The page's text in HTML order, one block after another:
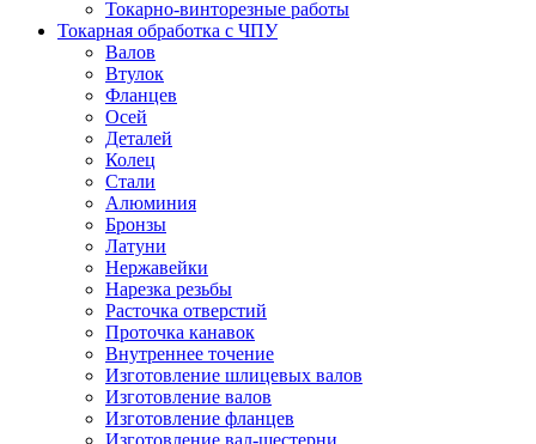
Токарно-винторезные работы
Токарная обработка с ЧПУ
Валов
Втулок
Фланцев
Осей
Деталей
Колец
Стали
Алюминия
Бронзы
Латуни
Нержавейки
Нарезка резьбы
Расточка отверстий
Проточка канавок
Внутреннее точение
Изготовление шлицевых валов
Изготовление валов
Изготовление фланцев